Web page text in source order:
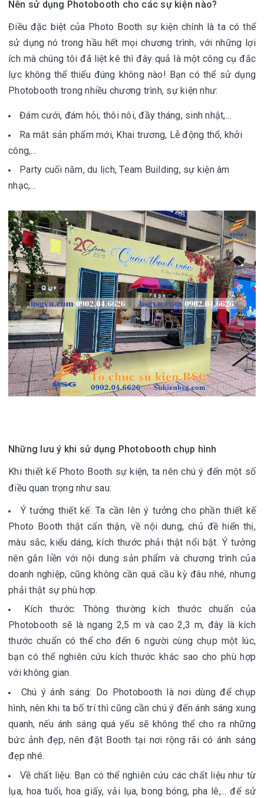
Nên sử dụng Photobooth cho các sự kiện nào?
Điều đặc biệt của Photo Booth sự kiện chính là ta có thể
sử dụng nó trong hầu hết mọi chương trình, với những lợi
ích mà chúng tôi đã liệt kê thì đây quả là một công cụ đắc
lực không thể thiếu đúng không nào! Bạn có thể sử dụng
Photobooth trong nhiều chương trình, sự kiện như:
Đám cưới, đám hỏi, thôi nôi, đầy tháng, sinh nhật,...
Ra mắt sản phẩm mới, Khai trương, Lễ động thổ, khởi
công,...
Party cuối năm, du lịch, Team Building, sự kiện âm
nhạc,...
Những lưu ý khi sử dụng Photobooth chụp hình
Khi thiết kế Photo Booth sự kiện, ta nên chú ý đến một số
điều quan trọng như sau:
Ý tưởng thiết kế: Ta cần lên ý tưởng cho phần thiết kế
Photo Booth thật cẩn thận, về nội dung, chủ đề hiển thị,
màu sắc, kiểu dáng, kích thước phải thật nổi bật. Ý tưởng
nên gắn liền với nội dung sản phẩm và chương trình của
doanh nghiệp, cũng không cần quá cầu kỳ đâu nhé, nhưng
phải thật sự phù hợp.
Kích thước: Thông thường kích thước chuẩn của
Photobooth sẽ là ngang 2,5 m và cao 2,3 m, đây là kích
thước chuẩn có thể cho đến 6 người cùng chụp một lúc,
bạn có thể nghiên cứu kích thước khác sao cho phù hợp
với không gian.
Chú ý ánh sáng: Do Photobooth là nơi dùng để chụp
hình, nên khi ta bố trí thì cũng cần chú ý đến ánh sáng xung
quanh, nếu ánh sáng quá yếu sẽ không thể cho ra những
bức ảnh đẹp, nên đặt Booth tại nơi rộng rãi có ánh sáng
đẹp nhé.
Về chất liệu: Bạn có thể nghiên cứu các chất liệu như từ
lụa, hoa tuổi, hoa giấy, vải lụa, bong bóng, pha lê,... để sử